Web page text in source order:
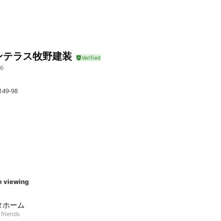
テラス牧野建装
98
viewing
ホーム
friends